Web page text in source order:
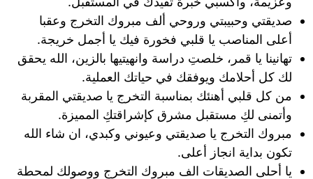
صديقتي وحبيبتي وروحي ألف مبروك التخرج وعقبا
أعلى المناصب يا قلبي فخورة فيك يا أجمل خريجة.
تهانينا يا قمر، خلصتِ دراسة وانهيتيها بالزين، الله يحقق
لك كل أحلامك ويوفقك في حياتك العملية.
من كل قلبي أهنئك بمناسبة التخرج يا صديقتي المقربة
وأتمنى لكِ مستقبل مشرق كإشراقتكِ المميزة.
مبروك التخرج يا صديقتي وعيوني وكبدي، ان شاء الله
تكون بداية انجاز أعلى.
يا أحلى الصديقات الف مبروك التخرج ووصولك لمحطة